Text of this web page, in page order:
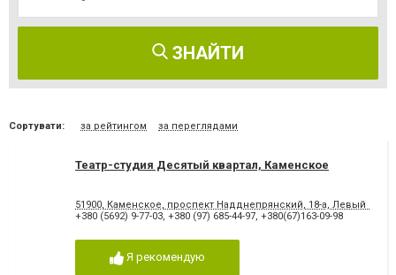
ЗНАЙТИ
Сортувати: за рейтингом за переглядами
Театр-студия Десятый квартал, Каменское
51900, Каменское, проспект Надднепрянский, 18-а, Левый
+380 (5692) 9-77-03, +380 (97) 685-44-97, +380(67)163-09-98
Я рекомендую